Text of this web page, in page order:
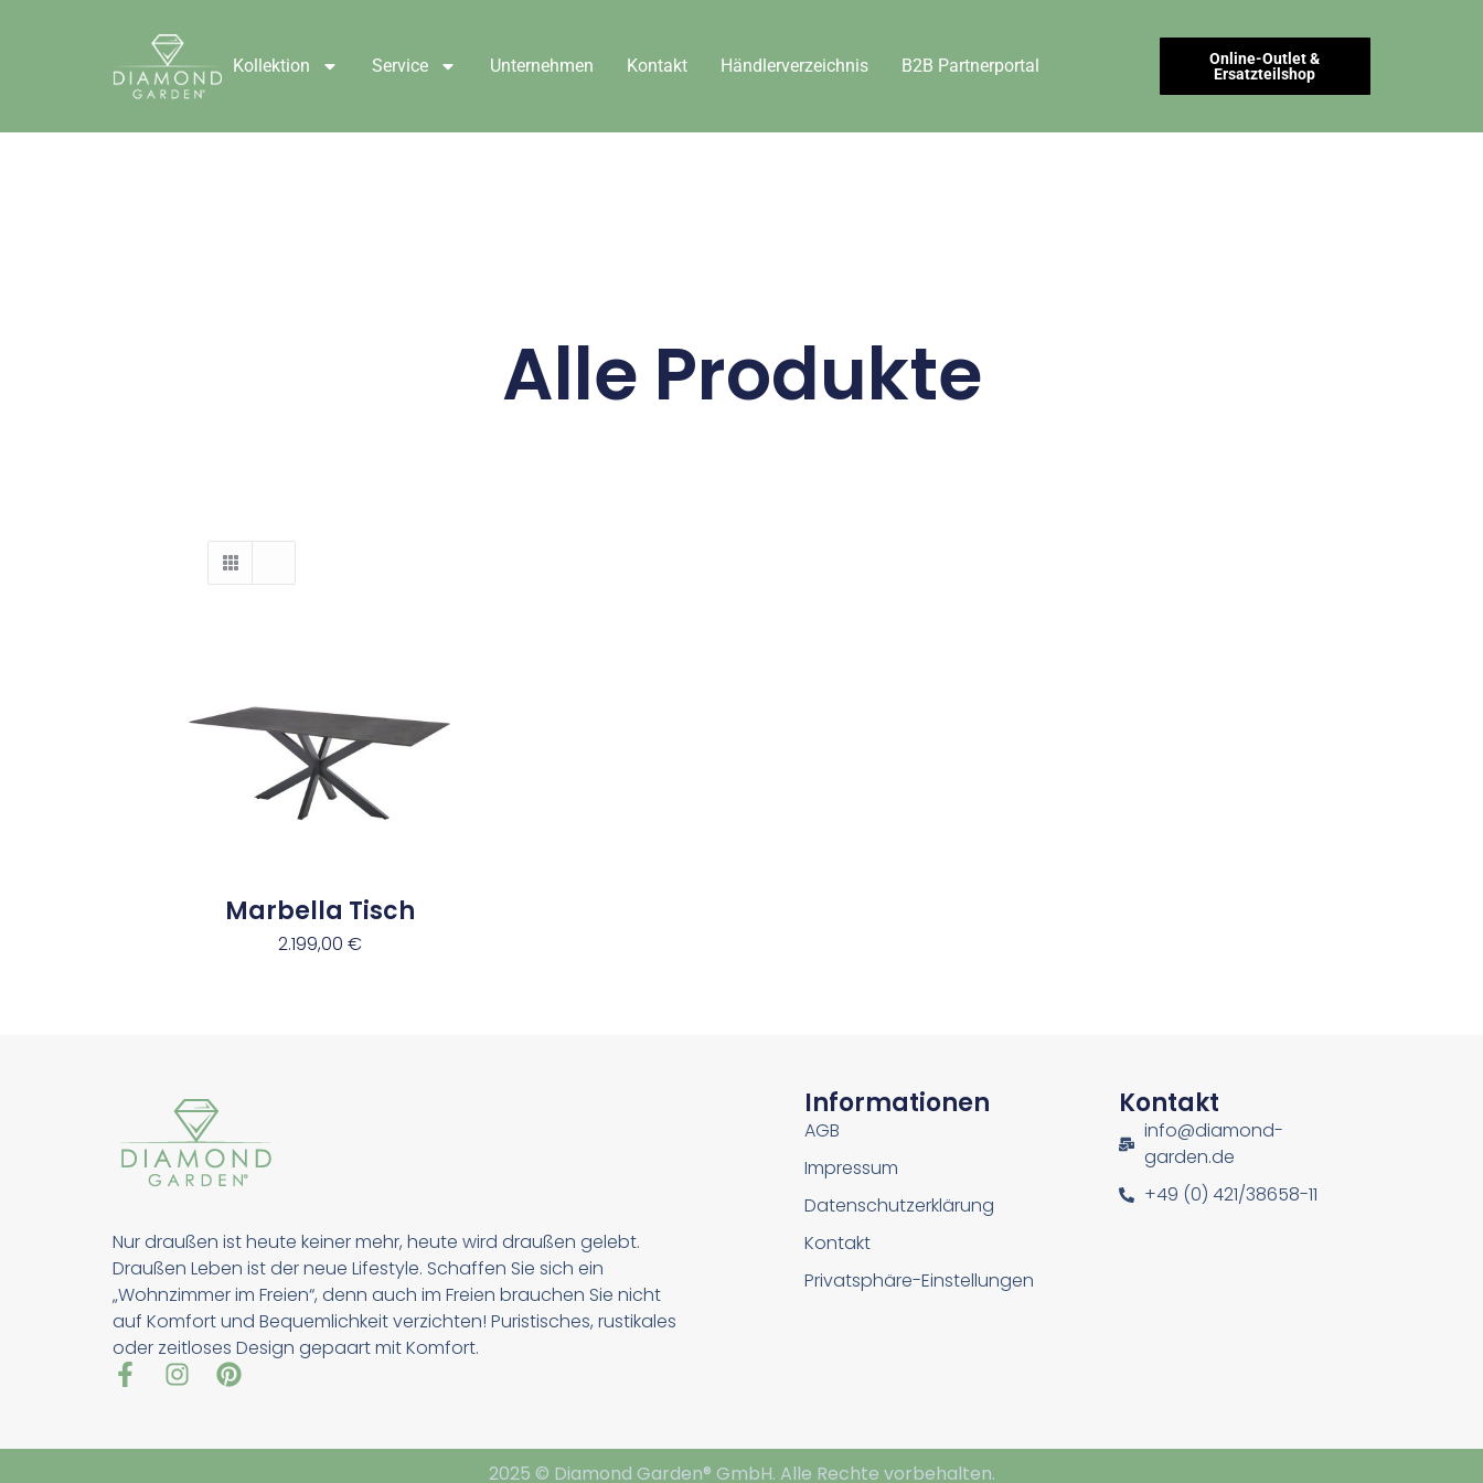
Kollektion Service Unternehmen Kontakt Händlerverzeichnis B2B Partnerportal
Online-Outlet &
Ersatzteilshop
Alle Produkte
Marbella Tisch
2.199,00€
Nur draußen ist heute keiner mehr, heute wird draußen gelebt.
Draußen Leben ist der neue Lifestyle. Schaffen Sie sich ein
„Wohnzimmer im Freien“, denn auch im Freien brauchen Sie nicht
auf Komfort und Bequemlichkeit verzichten! Puristisches, rustikales
oder zeitloses Design gepaart mit Komfort.
Informationen
AGB
Impressum
Datenschutzerklärung
Kontakt
Privatsphäre-Einstellungen
Kontakt
info@diamond-
garden.de
+49 (0) 421/38658-11
2025 © Diamond Garden® GmbH. Alle Rechte vorbehalten.